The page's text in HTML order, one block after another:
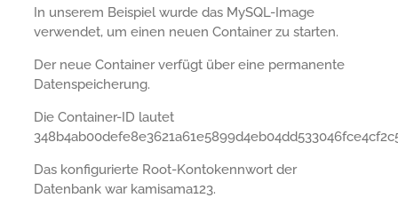
In unserem Beispiel wurde das MySQL-Image
verwendet, um einen neuen Container zu starten.
Der neue Container verfügt über eine permanente
Datenspeicherung.
Die Container-ID lautet
Das konfigurierte Root-Kontokennwort der
Datenbank war kamisama123.